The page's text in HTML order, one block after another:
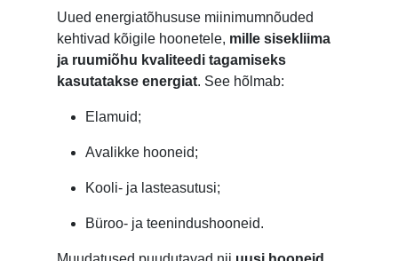
Uued energiatõhususe miinimumnõuded
kehtivad kõigile hoonetele, mille sisekliima
ja ruumiõhu kvaliteedi tagamiseks
kasutatakse energiat. See hõlmab:
Elamuid;
Avalikke hooneid;
Kooli- ja lasteasutusi;
Büroo- ja teenindushooneid.